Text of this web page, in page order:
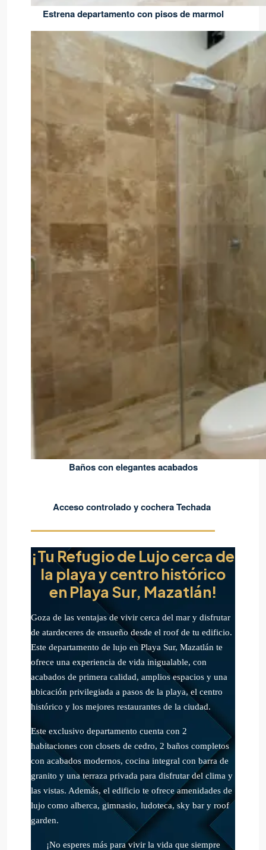
Estrena departamento con pisos de marmol
Baños con elegantes acabados
Acceso controlado y cochera Techada
¡Tu Refugio de Lujo cerca de
la playa y centro histórico
en Playa Sur, Mazatlán!
Goza de las ventajas de vivir cerca del mar y disfrutar
de atardeceres de ensueño desde el roof de tu edificio.
Este departamento de lujo en Playa Sur, Mazatlán te
ofrece una experiencia de vida inigualable, con
acabados de primera calidad, amplios espacios y una
ubicación privilegiada a pasos de la playa, el centro
histórico y los mejores restaurantes de la ciudad.
Este exclusivo departamento cuenta con 2
habitaciones con closets de cedro, 2 baños completos
con acabados modernos, cocina integral con barra de
granito y una terraza privada para disfrutar del clima y
las vistas. Además, el edificio te ofrece amenidades de
lujo como alberca, gimnasio, ludoteca, sky bar y roof
garden.
¡No esperes más para vivir la vida que siempre